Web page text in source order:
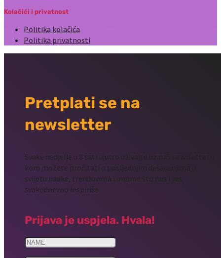
Kolačići i privatnost
Politika kolačića
Politika privatnosti
Pretplati se na
newsletter
Svake nedjelje u 8 sati ujutro uživajte uz naš newsletter u
kom možete pročitati o posljednjim dešavanjima u
svijetu nauke, trendovima i onome što nas i vas
svakodnevno inspiriše.
Prijava je uspjela. Hvala!